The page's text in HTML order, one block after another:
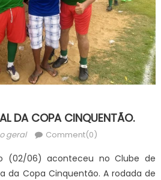
DA COPA CINQUENTÃO.
geral Comment(0)
(02/06) aconteceu no Clube de
da Copa Cinquentão. A rodada de